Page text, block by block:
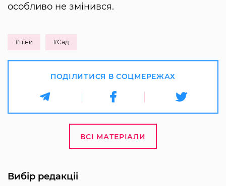
особливо не змінився.
#ціни #Сад
ПОДІЛИТИСЯ В СОЦМЕРЕЖАХ
ВСІ МАТЕРІАЛИ
Вибір редакції